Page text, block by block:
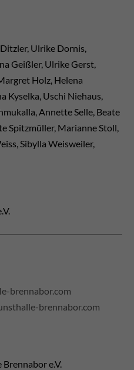
Ulrike Dornis,
Geißler, Ulrike Gerst,
Holz, Helena
Kyselka, Uschi Niehaus,
Annette Selle, Beate
Spitzmüller, Marianne Stoll,
Sibylla Weisweiler,
brennabor.com
brennabor.com
e.V.